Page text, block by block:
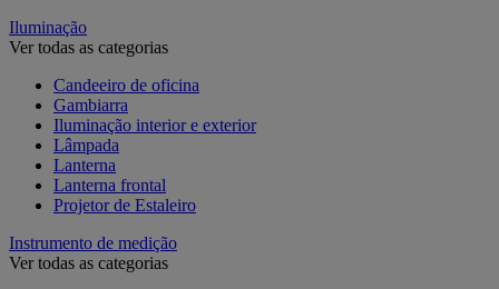
Iluminação
Ver todas as categorias
Candeeiro de oficina
Gambiarra
Iluminação interior e exterior
Lâmpada
Lanterna
Lanterna frontal
Projetor de Estaleiro
Instrumento de medição
Ver todas as categorias